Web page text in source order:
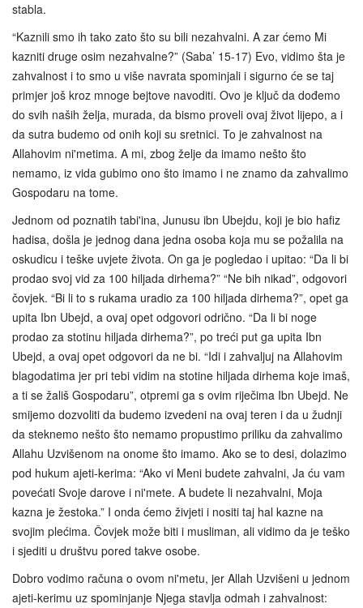
stabla.
“Kaznili smo ih tako zato što su bili nezahvalni. A zar ćemo Mi
kazniti druge osim nezahvalne?” (Saba’ 15-17) Evo, vidimo šta je
zahvalnost i to smo u više navrata spominjali i sigurno će se taj
primjer još kroz mnoge bejtove navoditi. Ovo je ključ da dođemo
do svih naših želja, murada, da bismo proveli ovaj život lijepo, a i
da sutra budemo od onih koji su sretnici. To je zahvalnost na
Allahovim ni'metima. A mi, zbog želje da imamo nešto što
nemamo, iz vida gubimo ono što imamo i ne znamo da zahvalimo
Gospodaru na tome.
Jednom od poznatih tabi'ina, Junusu ibn Ubejdu, koji je bio hafiz
hadisa, došla je jednog dana jedna osoba koja mu se požalila na
oskudicu i teške uvjete života. On ga je pogledao i upitao: “Da li bi
prodao svoj vid za 100 hiljada dirhema?” “Ne bih nikad”, odgovori
čovjek. “Bi li to s rukama uradio za 100 hiljada dirhema?”, opet ga
upita Ibn Ubejd, a ovaj opet odgovori odrično. “Da li bi noge
prodao za stotinu hiljada dirhema?”, po treći put ga upita Ibn
Ubejd, a ovaj opet odgovori da ne bi. “Idi i zahvaljuj na Allahovim
blagodatima jer pri tebi vidim na stotine hiljada dirhema koje imaš,
a ti se žališ Gospodaru”, otpremi ga s ovim riječima Ibn Ubejd. Ne
smijemo dozvoliti da budemo izvedeni na ovaj teren i da u žudnji
da steknemo nešto što nemamo propustimo priliku da zahvalimo
Allahu Uzvišenom na onome što imamo. Ako se to desi, dolazimo
pod hukum ajeti-kerima: “Ako vi Meni budete zahvalni, Ja ću vam
povećati Svoje darove i ni'mete. A budete li nezahvalni, Moja
kazna je žestoka.” I onda ćemo živjeti i nositi taj hal kazne na
svojim plećima. Čovjek može biti i musliman, ali vidimo da je teško
i sjediti u društvu pored takve osobe.
Dobro vodimo računa o ovom ni'metu, jer Allah Uzvišeni u jednom
ajeti-kerimu uz spominjanje Njega stavlja odmah i zahvalnost: